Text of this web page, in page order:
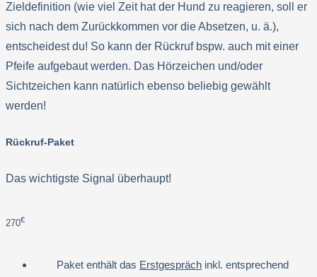
Zieldefinition (wie viel Zeit hat der Hund zu reagieren, soll er
sich nach dem Zurückkommen vor die Absetzen, u. ä.),
entscheidest du! So kann der Rückruf bspw. auch mit einer
Pfeife aufgebaut werden. Das Hörzeichen und/oder
Sichtzeichen kann natürlich ebenso beliebig gewählt
werden!
Rückruf-Paket
Das wichtigste Signal überhaupt!
270€
Paket enthält das Erstgespräch inkl. entsprechend